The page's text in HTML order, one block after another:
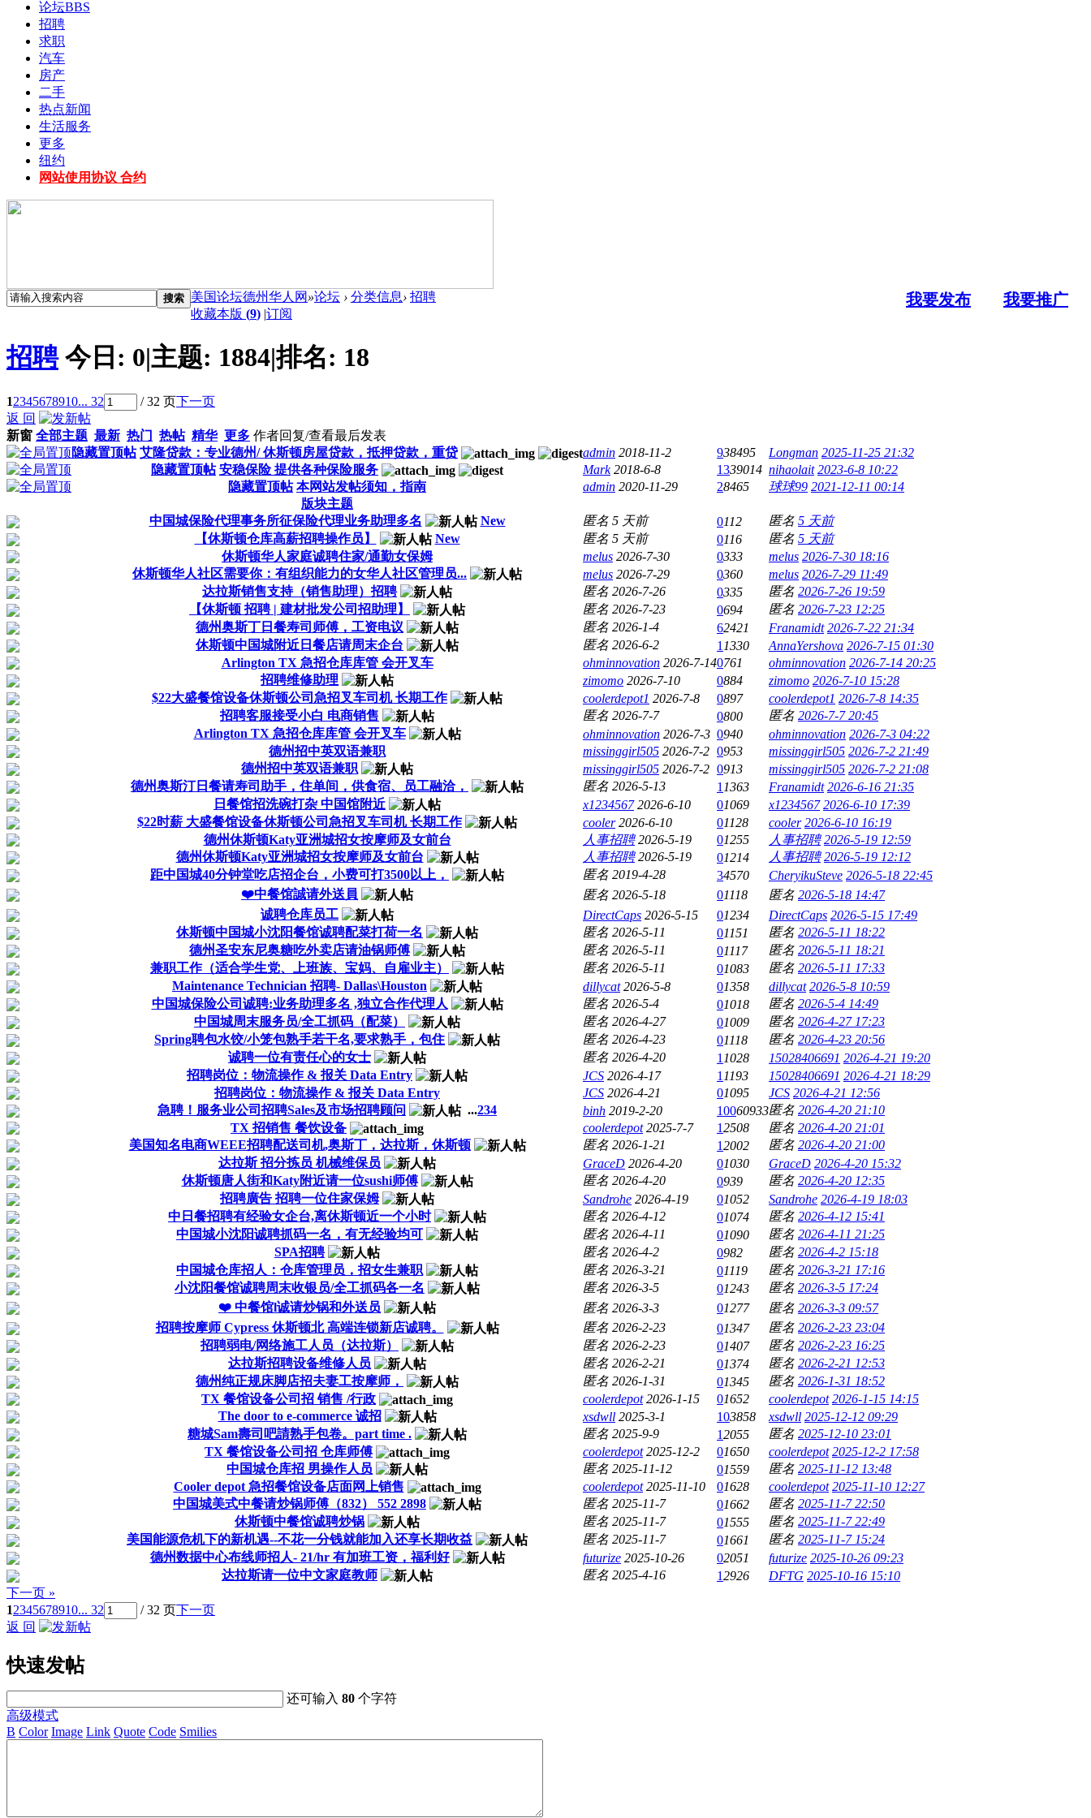
论坛BBS
招聘
求职
汽车
房产
二手
热点新闻
生活服务
更多
纽约
网站使用协议 合约
搜索 我要发布 我要推广
美国论坛德州华人网 »论坛 › 分类信息› 招聘
收藏本版 (9) |订阅
招聘 今日: 0|主题: 1884|排名: 18
12345678910... 32 / 32 页下一页
返 回
新窗 全部主题 最新 热门 热帖 精华 更多 作者回复/查看最后发表
隐藏置顶帖 艾隆贷款：专业德州/ 休斯顿房屋贷款，抵押贷款，重贷 admin 2018-11-2 938495 Longman 2025-11-25 21:32
隐藏置顶帖 安稳保险 提供各种保险服务 Mark 2018-6-8 1339014 nihaolait 2023-6-8 10:22
隐藏置顶帖 本网站发帖须知，指南 admin 2020-11-29 28465 球球99 2021-12-11 00:14
版块主题
中国城保险代理事务所征保险代理业务助理多名
New 匿名 5 天前 0112 匿名 5 天前
【休斯顿仓库高薪招聘操作员】
New 匿名 5 天前 0116 匿名 5 天前
休斯顿华人家庭诚聘住家/通勤女保姆
melus 2026-7-30 0333 melus 2026-7-30 18:16
休斯顿华人社区需要你：有组织能力的女华人社区管理员...
melus 2026-7-29 0360 melus 2026-7-29 11:49
达拉斯销售支持（销售助理）招聘
匿名 2026-7-26 0335 匿名 2026-7-26 19:59
【休斯顿 招聘 | 建材批发公司招助理】
匿名 2026-7-23 0694 匿名 2026-7-23 12:25
德州奥斯丁日餐寿司师傅，工资电议
匿名 2026-1-4 62421 Franamidt 2026-7-22 21:34
休斯顿中国城附近日餐店请周末企台
匿名 2026-6-2 1 1330 AnnaYershova 2026-7-15 01:30
Arlington TX 急招仓库库管 会开叉车
ohminnovation 2026-7-140761 ohminnovation 2026-7-14 20:25
招聘维修助理
zimomo 2026-7-10 0884 zimomo 2026-7-10 15:28
$22大盛餐馆设备休斯顿公司急招叉车司机 长期工作
coolerdepot1 2026-7-8 0897 coolerdepot1 2026-7-8 14:35
招聘客服接受小白 电商销售
匿名 2026-7-7 0800 匿名 2026-7-7 20:45
Arlington TX 急招仓库库管 会开叉车
ohminnovation 2026-7-3 0940 ohminnovation 2026-7-3 04:22
德州招中英双语兼职
missinggirl505 2026-7-2 0953 missinggirl505 2026-7-2 21:49
德州招中英双语兼职
missinggirl505 2026-7-2 0913 missinggirl505 2026-7-2 21:08
德州奥斯汀日餐请寿司助手，住单间，供食宿、员工融洽，
匿名 2026-5-13 1 1363 Franamidt 2026-6-16 21:35
日餐馆招洗碗打杂 中国馆附近
x1234567 2026-6-10 01069 x1234567 2026-6-10 17:39
$22时薪 大盛餐馆设备休斯顿公司急招叉车司机 长期工作
cooler 2026-6-10 01128 cooler 2026-6-10 16:19
德州休斯顿Katy亚洲城招女按摩师及女前台
人事招聘 2026-5-19 01255 人事招聘 2026-5-19 12:59
德州休斯顿Katy亚洲城招女按摩师及女前台
人事招聘 2026-5-19 01214 人事招聘 2026-5-19 12:12
距中国城40分钟堂吃店招企台，小费可打3500以上，
匿名 2019-4-28 34570 CheryikuSteve 2026-5-18 22:45
❤️中餐馆誠请外送員
匿名 2026-5-18 01118 匿名 2026-5-18 14:47
诚聘仓库员工
DirectCaps 2026-5-15 01234 DirectCaps 2026-5-15 17:49
休斯顿中国城小沈阳餐馆诚聘配菜打荷一名
匿名 2026-5-11 01151 匿名 2026-5-11 18:22
德州圣安东尼奥糖吃外卖店请油锅师傅
匿名 2026-5-11 01117 匿名 2026-5-11 18:21
兼职工作（适合学生党、上班族、宝妈、自雇业主）
匿名 2026-5-11 01083 匿名 2026-5-11 17:33
Maintenance Technician 招聘- Dallas\Houston
dillycat 2026-5-8 01358 dillycat 2026-5-8 10:59
中国城保险公司诚聘:业务助理多名 ,独立合作代理人
匿名 2026-5-4 01018 匿名 2026-5-4 14:49
中国城周末服务员/全工抓码（配菜）
匿名 2026-4-27 01009 匿名 2026-4-27 17:23
Spring聘包水饺/小笼包熟手若干名,要求熟手，包住
匿名 2026-4-23 01118 匿名 2026-4-23 20:56
诚聘一位有责任心的女士
匿名 2026-4-20 1 1028 15028406691 2026-4-21 19:20
招聘岗位：物流操作 & 报关 Data Entry
JCS 2026-4-17 1 1193 15028406691 2026-4-21 18:29
招聘岗位：物流操作 & 报关 Data Entry
JCS 2026-4-21 01095 JCS 2026-4-21 12:56
急聘！服务业公司招聘Sales及市场招聘顾问
...234 binh 2019-2-20 10060933匿名 2026-4-20 21:10
TX 招销售 餐饮设备
coolerdepot 2025-7-7 12508 匿名 2026-4-20 21:01
美国知名电商WEEE招聘配送司机,奥斯丁，达拉斯，休斯顿
匿名 2026-1-21 12002 匿名 2026-4-20 21:00
达拉斯 招分拣员 机械维保员
GraceD 2026-4-20 01030 GraceD 2026-4-20 15:32
休斯顿唐人街和Katy附近请一位sushi师傅
匿名 2026-4-20 0939 匿名 2026-4-20 12:35
招聘廣告 招聘一位住家保姆
Sandrohe 2026-4-19 01052 Sandrohe 2026-4-19 18:03
中日餐招聘有经验女企台,离休斯顿近一个小时
匿名 2026-4-12 01074 匿名 2026-4-12 15:41
中国城小沈阳诚聘抓码一名，有无经验均可
匿名 2026-4-11 01090 匿名 2026-4-11 21:25
SPA招聘
匿名 2026-4-2 0982 匿名 2026-4-2 15:18
中国城仓库招人：仓库管理员，招女生兼职
匿名 2026-3-21 01119 匿名 2026-3-21 17:16
小沈阳餐馆诚聘周末收银员/全工抓码各一名
匿名 2026-3-5 01243 匿名 2026-3-5 17:24
❤️ 中餐馆l诚请炒锅和外送员
匿名 2026-3-3 01277 匿名 2026-3-3 09:57
招聘按摩师 Cypress 休斯顿北 高端连锁新店诚聘。
匿名 2026-2-23 01347 匿名 2026-2-23 23:04
招聘弱电/网络施工人员（达拉斯）
匿名 2026-2-23 01407 匿名 2026-2-23 16:25
达拉斯招聘设备维修人员
匿名 2026-2-21 01374 匿名 2026-2-21 12:53
德州纯正规床脚店招夫妻工按摩师，
匿名 2026-1-31 01345 匿名 2026-1-31 18:52
TX 餐馆设备公司招 销售 /行政
coolerdepot 2026-1-15 01652 coolerdepot 2026-1-15 14:15
The door to e-commerce 诚招
xsdwll 2025-3-1 103858 xsdwll 2025-12-12 09:29
糖城Sam壽司吧請熟手包卷。part time .
匿名 2025-9-9 12055 匿名 2025-12-10 23:01
TX 餐馆设备公司招 仓库师傅
coolerdepot 2025-12-2 01650 coolerdepot 2025-12-2 17:58
中国城仓库招 男操作人员
匿名 2025-11-12 01559 匿名 2025-11-12 13:48
Cooler depot 急招餐馆设备店面网上销售
coolerdepot 2025-11-10 01628 coolerdepot 2025-11-10 12:27
中国城美式中餐请炒锅师傅（832） 552 2898
匿名 2025-11-7 01662 匿名 2025-11-7 22:50
休斯顿中餐馆诚聘炒锅
匿名 2025-11-7 01555 匿名 2025-11-7 22:49
美国能源危机下的新机遇--不花一分钱就能加入还享长期收益
匿名 2025-11-7 01661 匿名 2025-11-7 15:24
德州数据中心布线师招人- 21/hr 有加班工资，福利好
futurize 2025-10-26 02051 futurize 2025-10-26 09:23
达拉斯请一位中文家庭教师
匿名 2025-4-16 12926 DFTG 2025-10-16 15:10
下一页 »
12345678910... 32 / 32 页下一页
返 回
快速发帖
还可输入80 个字符
高级模式
B Color Image Link Quote Code Smilies